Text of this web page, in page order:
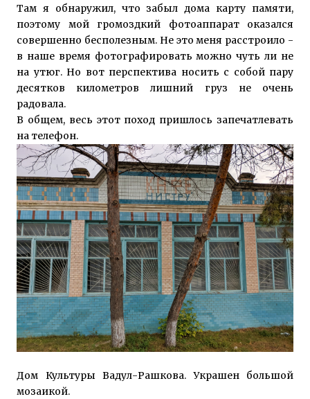
Там я обнаружил, что забыл дома карту памяти,
поэтому мой громоздкий фотоаппарат оказался
совершенно бесполезным. Не это меня расстроило -
в наше время фотографировать можно чуть ли не
на утюг. Но вот перспектива носить с собой пару
десятков километров лишний груз не очень
радовала.
В общем, весь этот поход пришлось запечатлевать
на телефон.
Дом Культуры Вадул-Рашкова. Украшен большой
мозаикой.